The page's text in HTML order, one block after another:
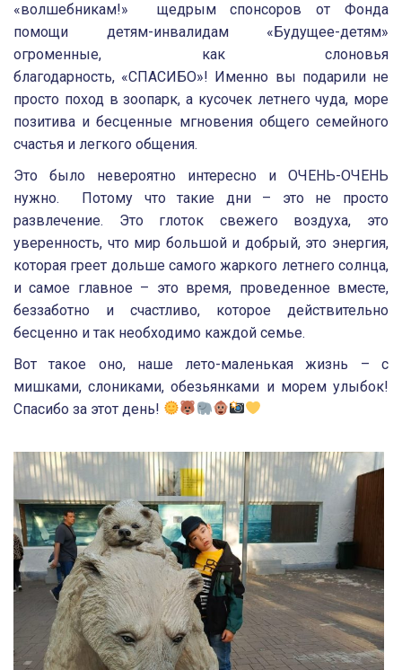
«волшебникам!»
щедрым спонсоров от Фонда
помощи детям-инвалидам «Будущее-детям»
огроменные, как слоновья
благодарность, «СПАСИБО»! Именно вы подарили не
просто поход в зоопарк, а кусочек летнего чуда, море
позитива и бесценные мгновения общего семейного
счастья и легкого общения.
Это было невероятно интересно и ОЧЕНЬ-ОЧЕНЬ
нужно. Потому что такие дни – это не просто
развлечение. Это глоток свежего воздуха, это
уверенность, что мир большой и добрый, это энергия,
которая греет дольше самого жаркого летнего солнца,
и самое главное – это время, проведенное вместе,
беззаботно и счастливо, которое действительно
бесценно и так необходимо каждой семье.
Вот такое оно, наше лето-маленькая жизнь – с
мишками, слониками, обезьянками и морем улыбок!
Спасибо за этот день!